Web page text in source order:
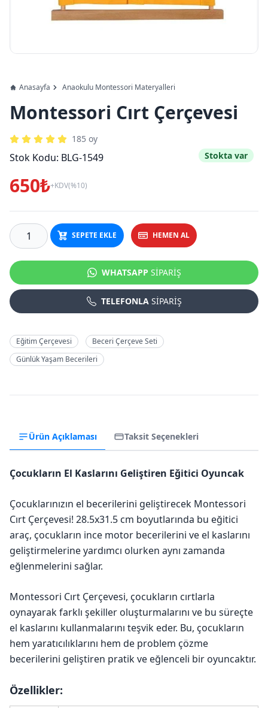
Anasayfa Anaokulu Montessori Materyalleri
Montessori Cırt Çerçevesi
185 oy
Stok Kodu: BLG-1549 Stokta var
650₺+KDV(%10)
SEPETE EKLE HEMEN AL
WHATSAPP SİPARİŞ
TELEFONLA SİPARİŞ
Eğitim Çerçevesi
Beceri Çerçeve Seti
Günlük Yaşam Becerileri
Ürün Açıklaması Taksit Seçenekleri
Çocukların El Kaslarını Geliştiren Eğitici Oyuncak
Çocuklarınızın el becerilerini geliştirecek Montessori
Cırt Çerçevesi! 28.5x31.5 cm boyutlarında bu eğitici
araç, çocukların ince motor becerilerini ve el kaslarını
geliştirmelerine yardımcı olurken aynı zamanda
eğlenmelerini sağlar.
Montessori Cırt Çerçevesi, çocukların cırtlarla
oynayarak farklı şekiller oluşturmalarını ve bu süreçte
el kaslarını kullanmalarını teşvik eder. Bu, çocukların
hem yaratıcılıklarını hem de problem çözme
becerilerini geliştiren pratik ve eğlenceli bir oyuncaktır.
Özellikler: